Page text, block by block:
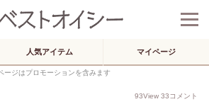
人気アイテム マイページ
ージはプロモーションを含みます
93View 33コメント